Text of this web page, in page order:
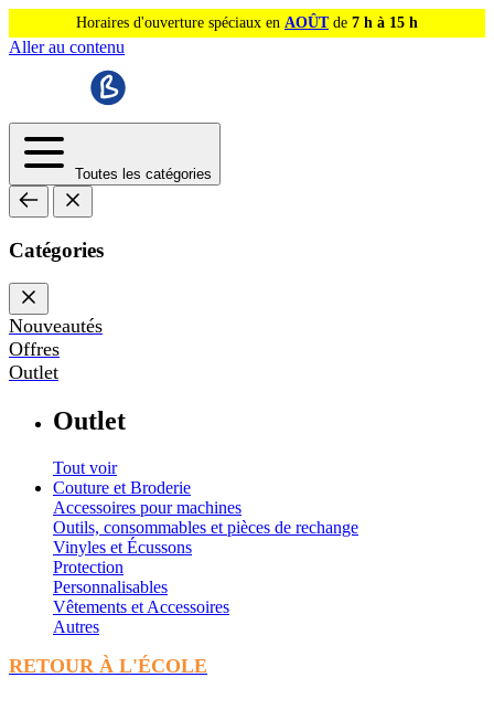
Horaires d'ouverture spéciaux en AOÛTde 7 h à 15 h
Aller au contenu
Toutes les catégories
Catégories
Nouveautés
Offres
Outlet
Outlet
Tout voir
Couture et Broderie
Accessoires pour machines
Outils, consommables et pièces de rechange
Vinyles et Écussons
Protection
Personnalisables
Vêtements et Accessoires
Autres
RETOUR À L'ÉCOLE